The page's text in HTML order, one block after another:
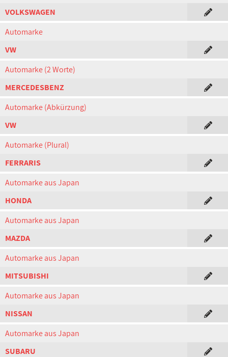
VOLKSWAGEN
Automarke
VW
Automarke (2 Worte)
MERCEDESBENZ
Automarke (Abkürzung)
VW
Automarke (Plural)
FERRARIS
Automarke aus Japan
HONDA
Automarke aus Japan
MAZDA
Automarke aus Japan
MITSUBISHI
Automarke aus Japan
NISSAN
Automarke aus Japan
SUBARU